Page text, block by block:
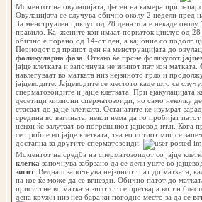
Моментот на овулацијатa, фатен на камера при
Овулацијата се случува обично околу 2 недели пред
За менструален циклус од 28 дена тоа е некаде
правило. Кај жените кои имаат поркаток циклус од 28
обично е порано од 14-от ден, а кај оние со подолг
Периодот од првиот ден на менструацијата до
фоликуларна фаза . Откако ќе прсне фоликулот
јајце клетката и започнува нејзиниот пат кон матката.
навлегуваат во матката низ нејзиното грло и
јајцеводите. Јајцеводите се местото каде што се
сперматозоидите и јајце клетката. При ејакулацијата
десетици милиони сперматозоиди, но само неколку
стасаат до јајце клетката. Останатите ќе изумрат
средина во вагината, некои нема да го пробијат патот
некои ќе залутаат во погрешниот јајцевод ит.н. Кога
се пробие во јајце клетката, таа во истиот миг се
достапна за другите сперматозоиди.
Моментот на средба на сперматозоидот со јајце
клетка започнува забрзано да се дели уште во
зигот. Веднаш започнува нејзиниот пат до матката,
на кое ќе може да се вгнезди. Обично патот до
приситгне во матката зиготот се претвара во т.н
дена кружи низ неа барајки погодно место за да се